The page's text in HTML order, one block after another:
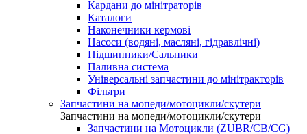
Кардани до мінітраторів
Каталоги
Наконечники кермові
Насоси (водяні, масляні, гідравлічні)
Підшипники/Сальники
Паливна система
Універсальні запчастини до мінітракторів
Фільтри
Запчастини на мопеди/мотоцикли/скутери
Запчастини на мопеди/мотоцикли/скутери
Запчастини на Мотоцикли (ZUBR/CB/CG)